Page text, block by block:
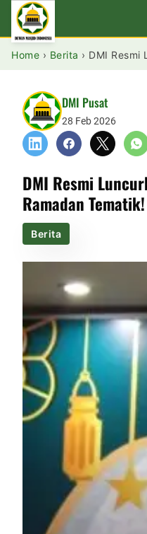
Home › Berita › DMI Resmi
DMI Pusat
28 Feb 2026
DMI Resmi
Ramadan Tematik!
Berita